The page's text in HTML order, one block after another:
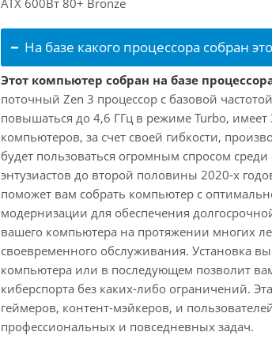
ATX 600Вт 80+ Bronze
На базе какого процессора собран
Этот компьютер собран на базе
поточный Zen 3 процессор с базовой
повышаться до 4,6 ГГц в режиме Turbo,
компьютеров, за счет своей гибкости,
будет пользоваться огромным спросом
энтузиастов до второй половины 2020-х
поможет вам собрать компьютер с
модернизации для обеспечения
вашего компьютера на протяжении многих
своевременного обслуживания. Установка
компьютера или в последующем позволит
киберспорта без каких-либо ограничений.
геймеров, контент-мэйкеров, и
профессиональных и повседневных задач.